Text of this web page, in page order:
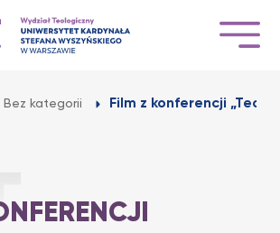
Bez kategorii Film z konferencji